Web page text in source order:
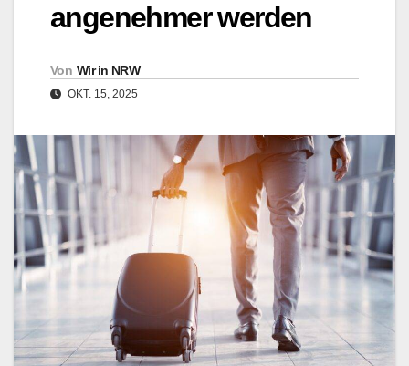
angenehmer werden
Von Wir in NRW
OKT. 15, 2025